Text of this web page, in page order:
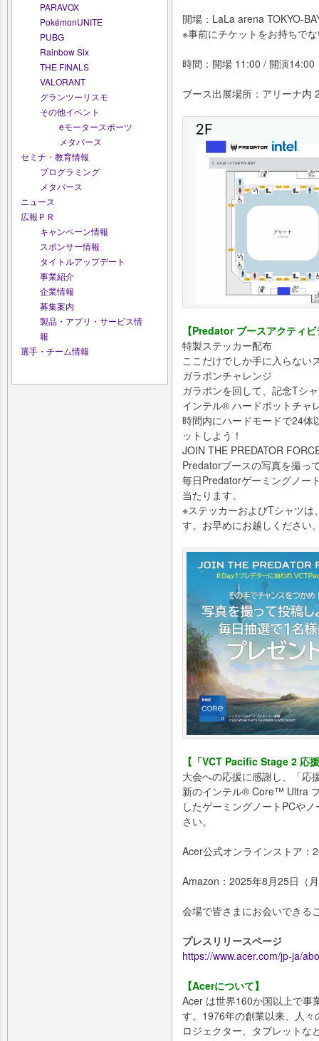
PARAVOX
PokémonUNITE
PUBG
Rainbow Six
THE FINALS
VALORANT
グランツーリスモ
その他イベント
eモータースポーツ
メタバース
セミナ・教育情報
プログラミング
メタバース
ニュース
広報ＰＲ
キャンペーン情報
スポンサー情報
タイトルアップデート
事業紹介
企業情報
募集案内
製品・アプリ・サービス情
報
選手・チーム情報
開場：LaLa arena TOKYO-
※事前にチケットをお持ちで
時間：開場 11:00 / 開演14:00
ブース出展場所：アリーナ内
【Predator ブースアクティ
特製ステッカー配布
ここだけでしか手に入らない
ガラポンチャレンジ
ガラポンを回して、記念Tシ
インテル® ハードボットチャ
時間内にハードモードで24体
ットしよう！
JOIN THE PREDATOR
Predatorブースの写真を撮っ
毎日Predatorゲーミングノー
当たります。
※ステッカーおよびTシャツ
す。お早めにお越しください
【「VCT Pacific Stage 2 応
大会への応援に感謝し、「応
新のインテル® Core™ Ultra
したゲーミングノートPCや
さい。
Acer公式オンラインストア：
Amazon：2025年8月25日（
会場で皆さまにお会いできる
プレスリリースページ
https://www.acer.com/jp-ja/
【Acerについて】
Acer は世界160か国以上で事
す。1976年の創業以来、人
ロジェクター、タブレットな